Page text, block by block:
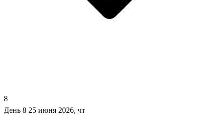
8
День 8 25 июня 2026, чт